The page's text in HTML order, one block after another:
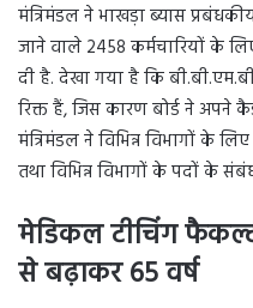
मंत्रिमंडल ने भाखड़ा ब्यास
जाने वाले 2458 कर्मचारियों के
दी है. देखा गया है कि
रिक्त हैं, जिस कारण बोर्ड ने
मंत्रिमंडल ने विभिन्न विभागों के
तथा विभिन्न विभागों के पदों के
मेडिकल टीचिंग
से बढ़ाकर 65 वर्ष